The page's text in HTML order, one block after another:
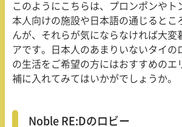
このようにこちらは、プロンポンやト
本人向けの施設や日本語の通じるとこ
んが、それらが気にならなければ大変
アです。日本人のあまりいないタイの
の生活をご希望の方にはおすすめのエ
補に入れてみてはいかがでしょうか。
Noble RE:Dのロビー